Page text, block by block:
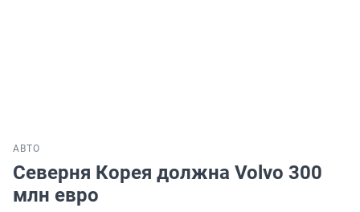
АВТО
Северня Корея должна Volvo 300
млн евро